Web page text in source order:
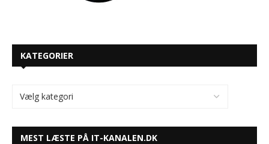
KATEGORIER
MEST LÆSTE PÅ IT-KANALEN.DK